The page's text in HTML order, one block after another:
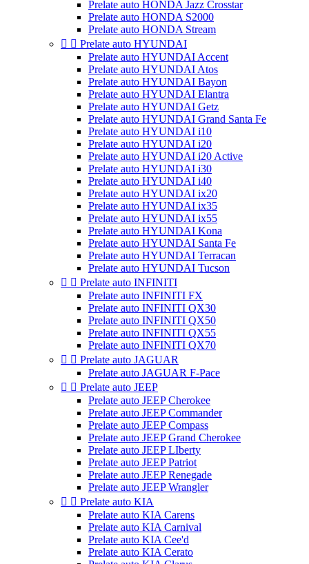
Prelate auto HONDA Jazz Crosstar
Prelate auto HONDA S2000
Prelate auto HONDA Stream
  Prelate auto HYUNDAI
Prelate auto HYUNDAI Accent
Prelate auto HYUNDAI Atos
Prelate auto HYUNDAI Bayon
Prelate auto HYUNDAI Elantra
Prelate auto HYUNDAI Getz
Prelate auto HYUNDAI Grand Santa Fe
Prelate auto HYUNDAI i10
Prelate auto HYUNDAI i20
Prelate auto HYUNDAI i20 Active
Prelate auto HYUNDAI i30
Prelate auto HYUNDAI i40
Prelate auto HYUNDAI ix20
Prelate auto HYUNDAI ix35
Prelate auto HYUNDAI ix55
Prelate auto HYUNDAI Kona
Prelate auto HYUNDAI Santa Fe
Prelate auto HYUNDAI Terracan
Prelate auto HYUNDAI Tucson
  Prelate auto INFINITI
Prelate auto INFINITI FX
Prelate auto INFINITI QX30
Prelate auto INFINITI QX50
Prelate auto INFINITI QX55
Prelate auto INFINITI QX70
  Prelate auto JAGUAR
Prelate auto JAGUAR F-Pace
  Prelate auto JEEP
Prelate auto JEEP Cherokee
Prelate auto JEEP Commander
Prelate auto JEEP Compass
Prelate auto JEEP Grand Cherokee
Prelate auto JEEP LIberty
Prelate auto JEEP Patriot
Prelate auto JEEP Renegade
Prelate auto JEEP Wrangler
  Prelate auto KIA
Prelate auto KIA Carens
Prelate auto KIA Carnival
Prelate auto KIA Cee'd
Prelate auto KIA Cerato